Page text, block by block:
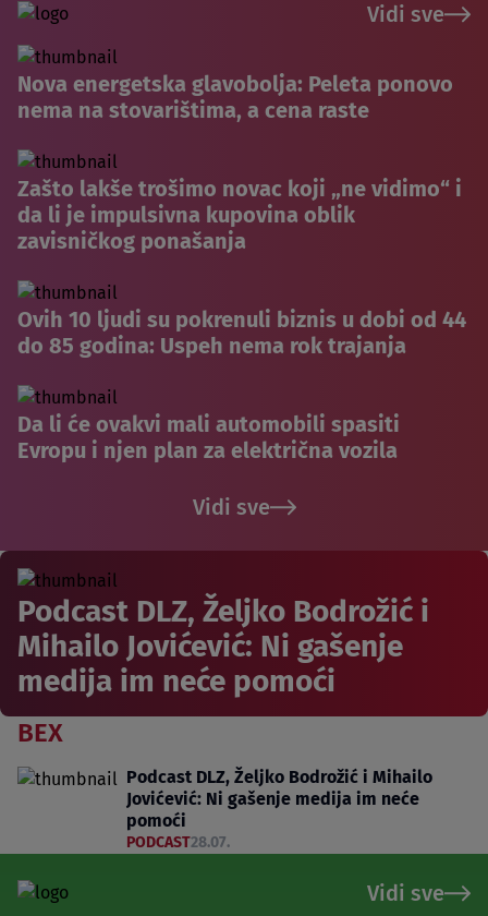
Vidi sve
Nova energetska glavobolja: Peleta ponovo
nema na stovarištima, a cena raste
Zašto lakše trošimo novac koji „ne vidimo“ i
da li je impulsivna kupovina oblik
zavisničkog ponašanja
Ovih 10 ljudi su pokrenuli biznis u dobi od 44
do 85 godina: Uspeh nema rok trajanja
Da li će ovakvi mali automobili spasiti
Evropu i njen plan za električna vozila
Vidi sve
Podcast DLZ, Željko Bodrožić i
Mihailo Jovićević: Ni gašenje
medija im neće pomoći
BEX
Podcast DLZ, Željko Bodrožić i Mihailo
Jovićević: Ni gašenje medija im neće
pomoći
PODCAST28.07.
Vidi sve